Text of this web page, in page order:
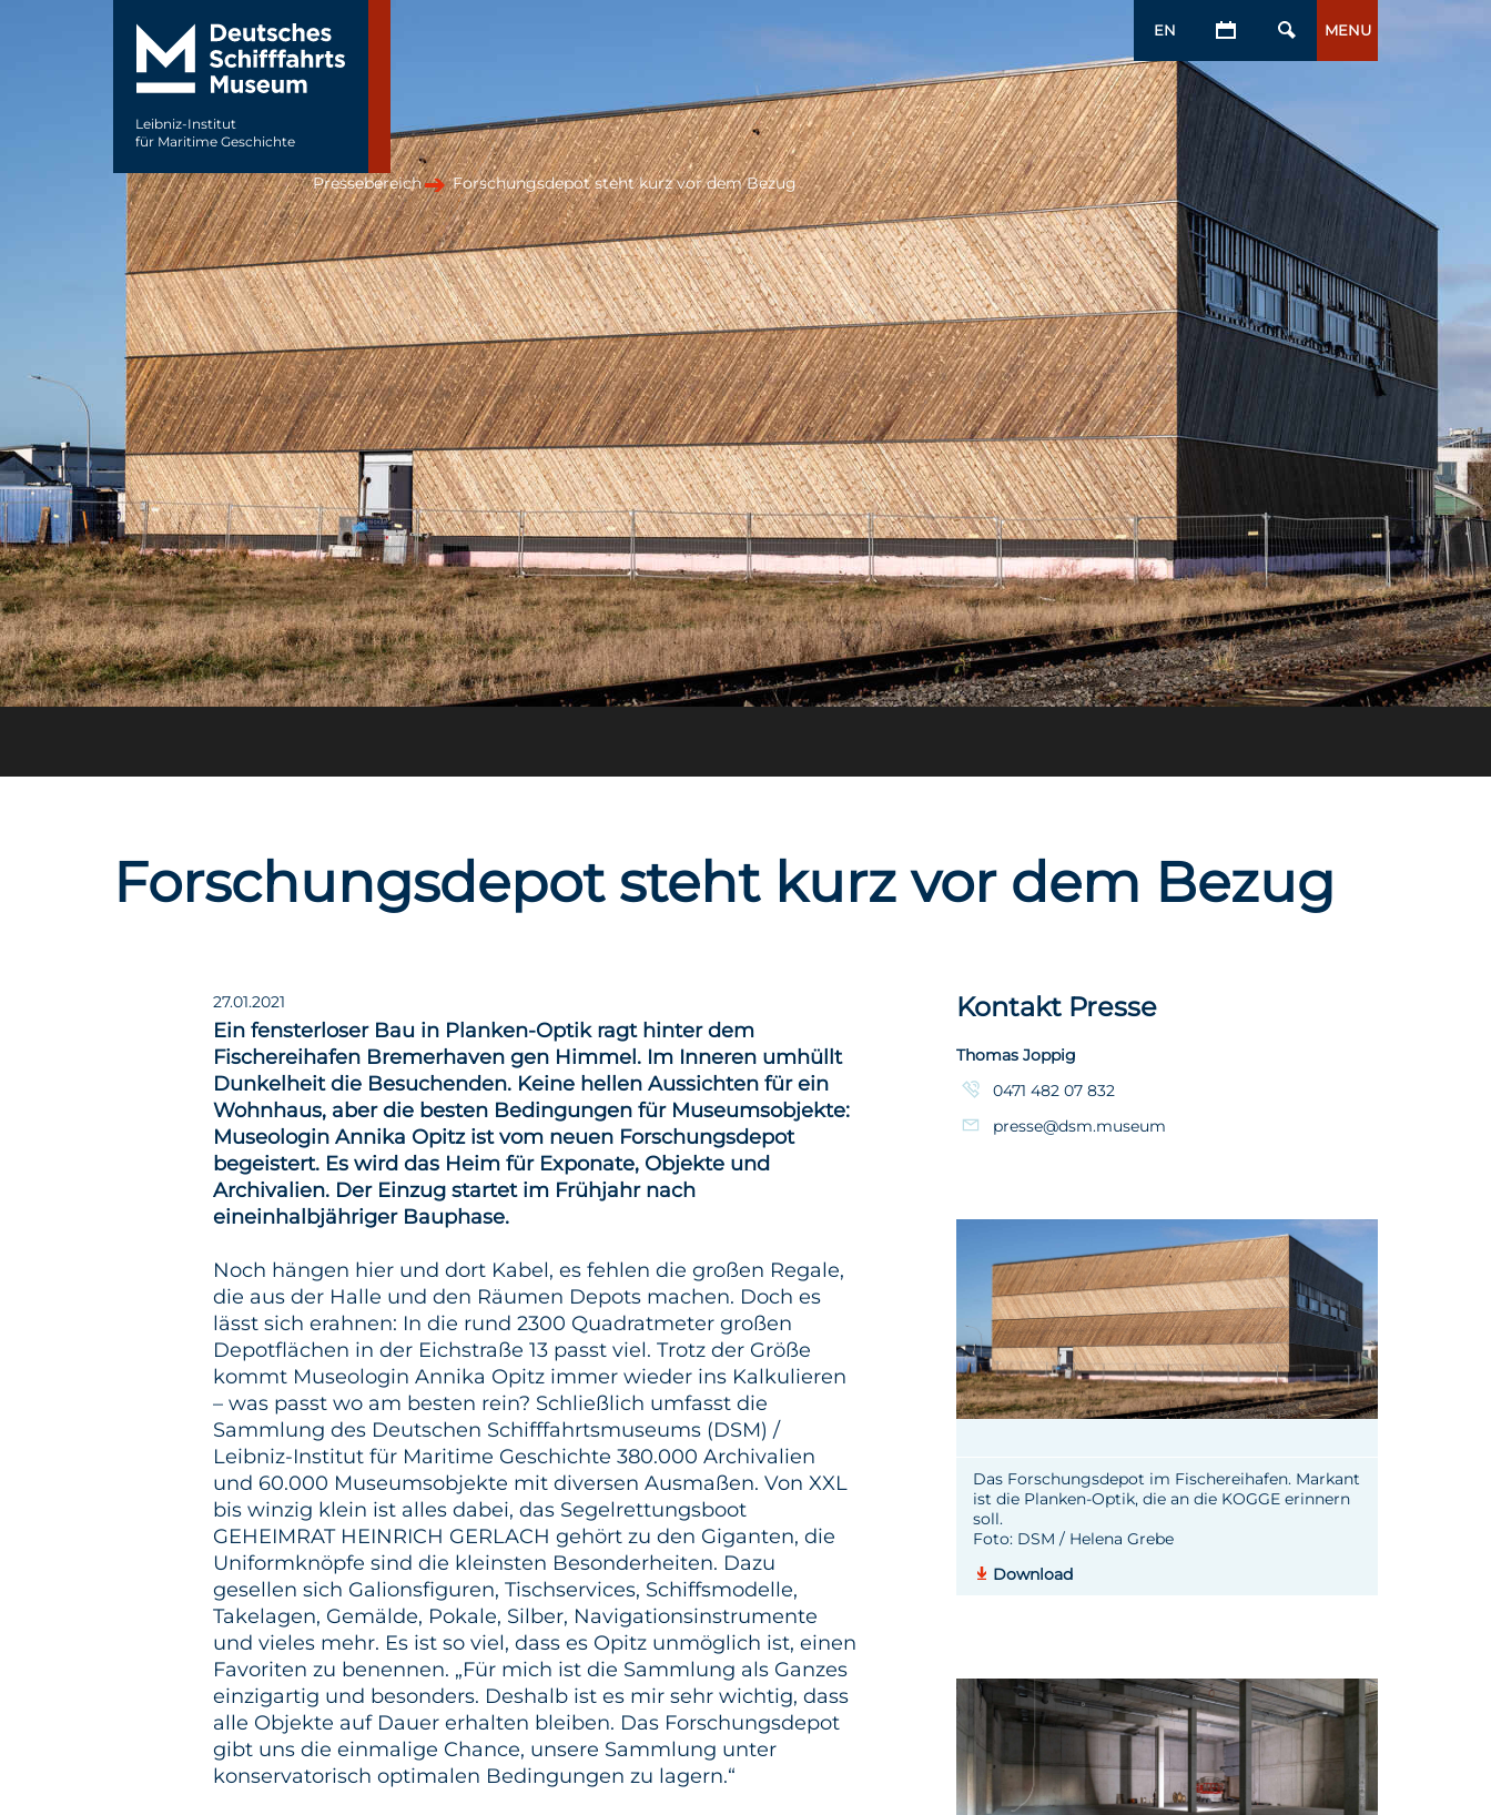
Leibniz-Institut
für Maritime Geschichte
EN MENU
Pressebereich Forschungsdepot steht kurz vor dem Bezug
Forschungsdepot steht kurz vor dem Bezug
27.01.2021
Ein fensterloser Bau in Planken-Optik ragt hinter dem
Fischereihafen Bremerhaven gen Himmel. Im Inneren umhüllt
Dunkelheit die Besuchenden. Keine hellen Aussichten für ein
Wohnhaus, aber die besten Bedingungen für Museumsobjekte:
Museologin Annika Opitz ist vom neuen Forschungsdepot
begeistert. Es wird das Heim für Exponate, Objekte und
Archivalien. Der Einzug startet im Frühjahr nach
eineinhalbjähriger Bauphase.
Noch hängen hier und dort Kabel, es fehlen die großen Regale,
die aus der Halle und den Räumen Depots machen. Doch es
lässt sich erahnen: In die rund 2300 Quadratmeter großen
Depotflächen in der Eichstraße 13 passt viel. Trotz der Größe
kommt Museologin Annika Opitz immer wieder ins Kalkulieren
– was passt wo am besten rein? Schließlich umfasst die
Sammlung des Deutschen Schifffahrtsmuseums (DSM) /
Leibniz-Institut für Maritime Geschichte 380.000 Archivalien
und 60.000 Museumsobjekte mit diversen Ausmaßen. Von XXL
bis winzig klein ist alles dabei, das Segelrettungsboot
GEHEIMRAT HEINRICH GERLACH gehört zu den Giganten, die
Uniformknöpfe sind die kleinsten Besonderheiten. Dazu
gesellen sich Galionsfiguren, Tischservices, Schiffsmodelle,
Takelagen, Gemälde, Pokale, Silber, Navigationsinstrumente
und vieles mehr. Es ist so viel, dass es Opitz unmöglich ist, einen
Favoriten zu benennen. „Für mich ist die Sammlung als Ganzes
einzigartig und besonders. Deshalb ist es mir sehr wichtig, dass
alle Objekte auf Dauer erhalten bleiben. Das Forschungsdepot
gibt uns die einmalige Chance, unsere Sammlung unter
konservatorisch optimalen Bedingungen zu lagern.“
Kontakt Presse
Thomas Joppig
0471 482 07 832
presse@dsm.museum
Das Forschungsdepot im Fischereihafen. Markant
ist die Planken-Optik, die an die KOGGE erinnern
soll.
Foto: DSM / Helena Grebe
Download